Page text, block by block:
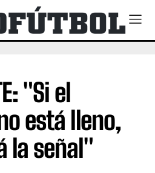
"Si el
está lleno,
la señal"